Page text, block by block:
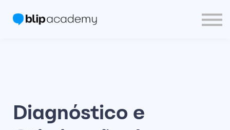
Diagnóstico e